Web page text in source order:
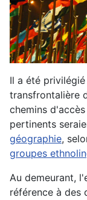
Il a été
transfrontalière
chemins
pertinents
géographie,
groupes
Au demeurant,
référence à des